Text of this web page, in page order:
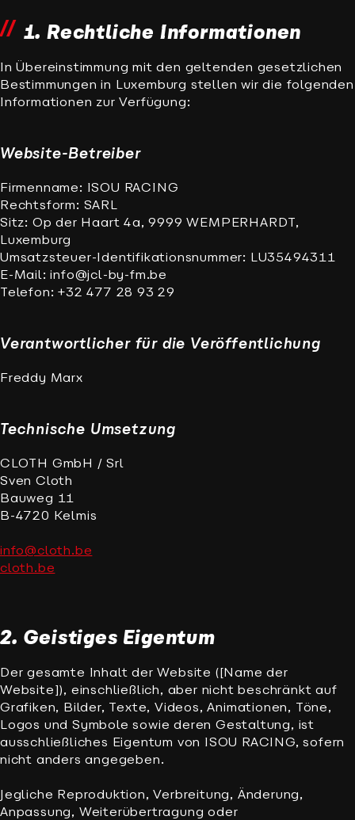
1. Rechtliche Informationen
In Übereinstimmung mit den geltenden gesetzlichen
Bestimmungen in Luxemburg stellen wir die folgenden
Informationen zur Verfügung:
Website-Betreiber
Firmenname: ISOU RACING
Rechtsform: SARL
Sitz: Op der Haart 4a, 9999 WEMPERHARDT,
Luxemburg
Umsatzsteuer-Identifikationsnummer: LU35494311
E-Mail: info@jcl-by-fm.be
Telefon: +32 477 28 93 29
Verantwortlicher für die Veröffentlichung
Freddy Marx
Technische Umsetzung
CLOTH GmbH / Srl
Sven Cloth
Bauweg 11
B-4720 Kelmis
info@cloth.be
cloth.be
2. Geistiges Eigentum
Der gesamte Inhalt der Website ([Name der
Website]), einschließlich, aber nicht beschränkt auf
Grafiken, Bilder, Texte, Videos, Animationen, Töne,
Logos und Symbole sowie deren Gestaltung, ist
ausschließliches Eigentum von ISOU RACING, sofern
nicht anders angegeben.
Jegliche Reproduktion, Verbreitung, Änderung,
Anpassung, Weiterübertragung oder